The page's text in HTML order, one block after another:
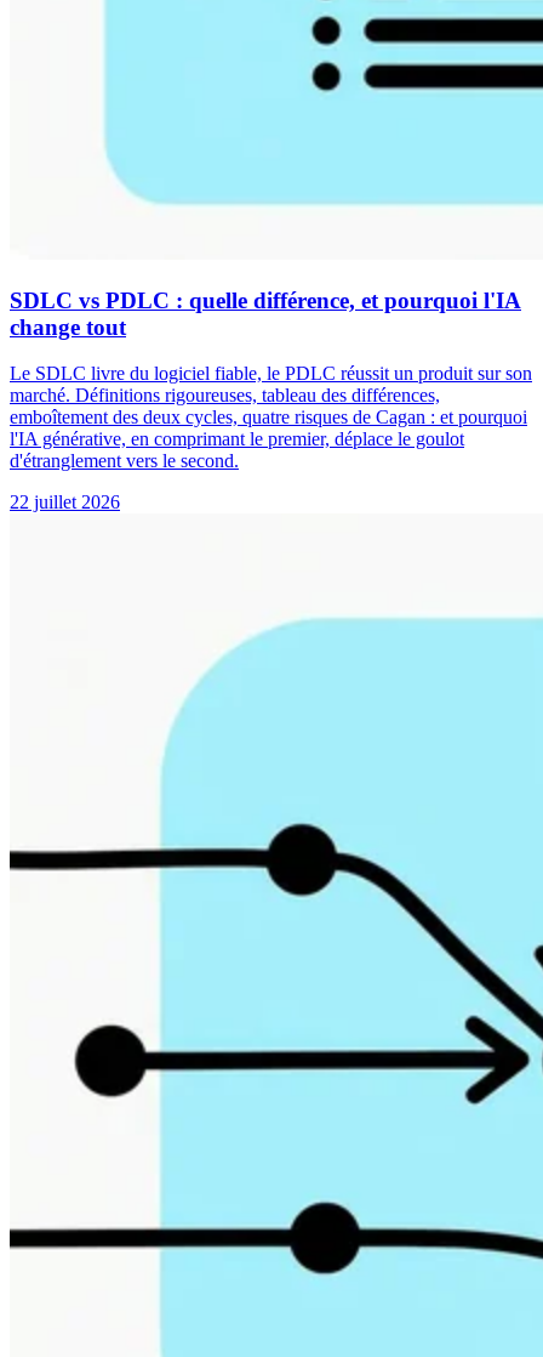
SDLC vs PDLC : quelle différence, et pourquoi l'IA
change tout
Le SDLC livre du logiciel fiable, le PDLC réussit un produit sur son
marché. Définitions rigoureuses, tableau des différences,
emboîtement des deux cycles, quatre risques de Cagan : et pourquoi
l'IA générative, en comprimant le premier, déplace le goulot
d'étranglement vers le second.
22 juillet 2026